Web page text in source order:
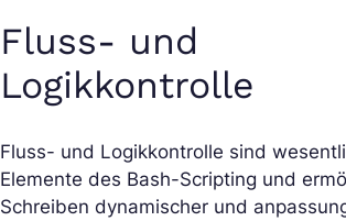
Fluss- und
Logikkontrolle
Fluss- und Logikkontrolle sind
Elemente des Bash-Scripting und
Schreiben dynamischer und